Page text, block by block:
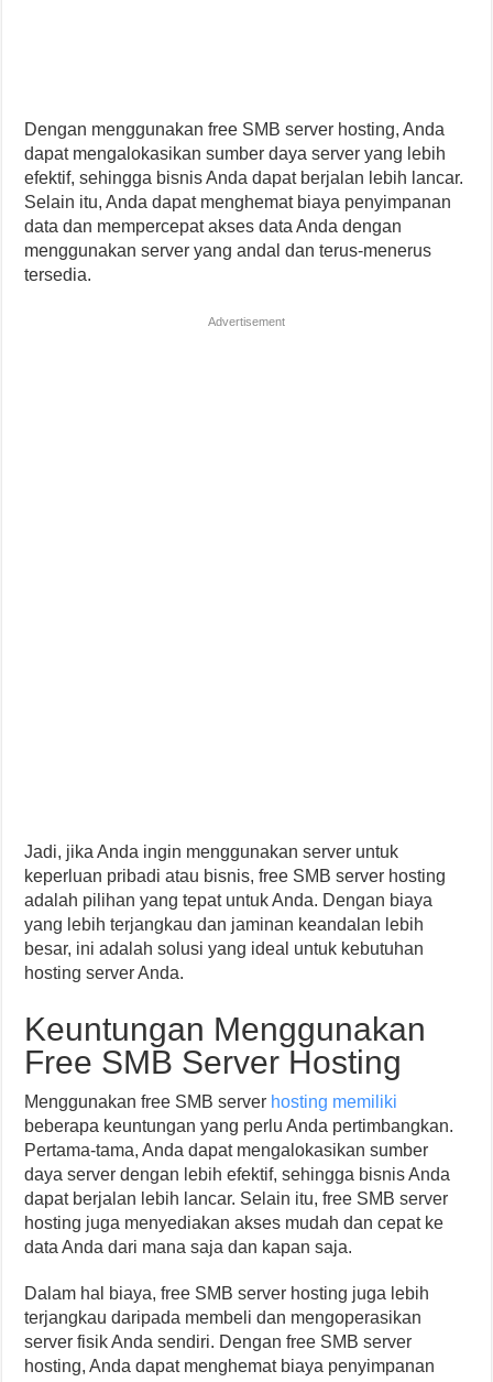
Dengan menggunakan free SMB server hosting, Anda
dapat mengalokasikan sumber daya server yang lebih
efektif, sehingga bisnis Anda dapat berjalan lebih lancar.
Selain itu, Anda dapat menghemat biaya penyimpanan
data dan mempercepat akses data Anda dengan
menggunakan server yang andal dan terus-menerus
tersedia.
Advertisement
Jadi, jika Anda ingin menggunakan server untuk
keperluan pribadi atau bisnis, free SMB server hosting
adalah pilihan yang tepat untuk Anda. Dengan biaya
yang lebih terjangkau dan jaminan keandalan lebih
besar, ini adalah solusi yang ideal untuk kebutuhan
hosting server Anda.
Keuntungan Menggunakan
Free SMB Server Hosting
Menggunakan free SMB server hosting memiliki
beberapa keuntungan yang perlu Anda pertimbangkan.
Pertama-tama, Anda dapat mengalokasikan sumber
daya server dengan lebih efektif, sehingga bisnis Anda
dapat berjalan lebih lancar. Selain itu, free SMB server
hosting juga menyediakan akses mudah dan cepat ke
data Anda dari mana saja dan kapan saja.
Dalam hal biaya, free SMB server hosting juga lebih
terjangkau daripada membeli dan mengoperasikan
server fisik Anda sendiri. Dengan free SMB server
hosting, Anda dapat menghemat biaya penyimpanan